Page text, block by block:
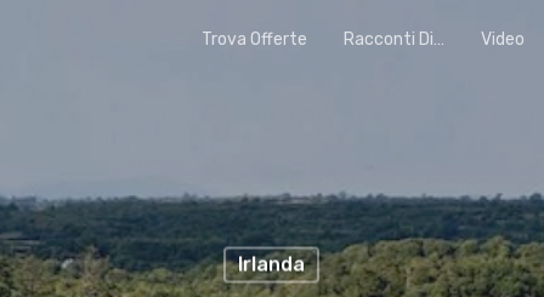
Trova Offerte Racconti Di… Video
Irlanda